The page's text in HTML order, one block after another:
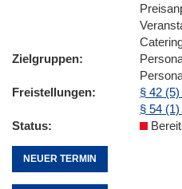
Zielgruppen
Freistellungen
§ 42
§ 54
Status
NEUER TERMIN